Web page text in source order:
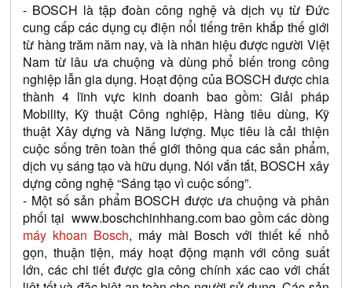
- BOSCH là tập đoàn công nghệ và dịch vụ từ Đức
cung cấp các dụng cụ điện nổi tiếng trên khắp thế giới
từ hàng trăm năm nay, và là nhãn hiệu được người Việt
Nam từ lâu ưa chuộng và dùng phổ biến trong công
nghiệp lẫn gia dụng. Hoạt động của BOSCH được chia
thành 4 lĩnh vực kinh doanh bao gồm: Giải pháp
Mobility, Kỹ thuật Công nghiệp, Hàng tiêu dùng, Kỹ
thuật Xây dựng và Năng lượng. Mục tiêu là cải thiện
cuộc sống trên toàn thế giới thông qua các sản phẩm,
dịch vụ sáng tạo và hữu dụng. Nói vắn tắt, BOSCH xây
dựng công nghệ “Sáng tạo vì cuộc sống”.
- Một số sản phẩm BOSCH được ưa chuộng và phân
phối tại www.boschchinhhang.com
máy khoan Bosch, máy mài Bosch với thiết kế nhỏ
gọn, thuận tiện, máy hoạt động mạnh với công suất
lớn, các chi tiết được gia công chính xác cao với chất